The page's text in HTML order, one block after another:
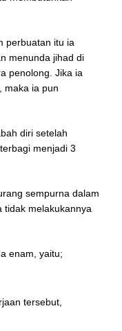
perbuatan itu ia
menunda jihad di
penolong. Jika ia
maka ia pun
diri setelah
menjadi 3
sempurna dalam
tidak melakukannya
enam, yaitu;
tersebut,